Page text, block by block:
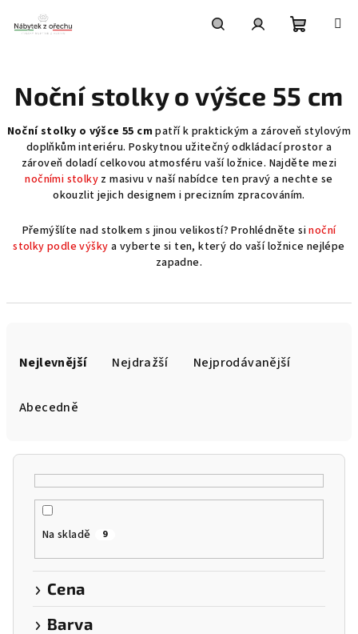
obsah
košík
Noční stolky o výšce 55 cm
Noční stolky o výšce 55 cm patří k praktickým a zároveň stylovým
doplňkům interiéru. Poskytnou užitečný odkládací prostor a
zároveň doladí celkovou atmosféru vaší ložnice. Najděte mezi
nočními stolky z masivu v naší nabídce ten pravý a nechte se
okouzlit jejich designem i precizním zpracováním.
Přemýšlíte nad stolkem s jinou velikostí? Prohlédněte sinoční
stolky podle výšky a vyberte si ten, který do vaší ložnice nejlépe
zapadne.
Nejlevnější Nejdražší Nejprodávanější
Abecedně
Na skladě 9
Cena
Barva